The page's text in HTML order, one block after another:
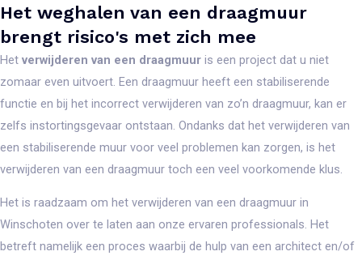
Het weghalen van een draagmuur
brengt risico's met zich mee
Het verwijderen van een draagmuur is een project dat u niet
zomaar even uitvoert. Een draagmuur heeft een stabiliserende
functie en bij het incorrect verwijderen van zo’n draagmuur, kan er
zelfs instortingsgevaar ontstaan. Ondanks dat het verwijderen van
een stabiliserende muur voor veel problemen kan zorgen, is het
verwijderen van een draagmuur toch een veel voorkomende klus.
Het is raadzaam om het verwijderen van een draagmuur in
Winschoten over te laten aan onze ervaren professionals. Het
betreft namelijk een proces waarbij de hulp van een architect en/of